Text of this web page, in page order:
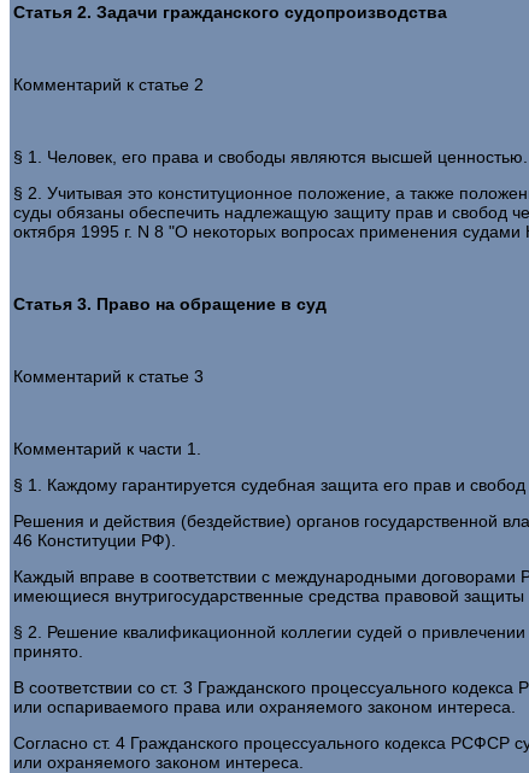
Статья 2. Задачи гражданского судопроизводства
Комментарий к статье 2
§ 1. Человек, его права и свободы являются высшей
§ 2. Учитывая это конституционное положение, а также
суды обязаны обеспечить надлежащую защиту прав и свобод
октября 1995 г. N 8 "О некоторых вопросах применения
Статья 3. Право на обращение в суд
Комментарий к статье 3
Комментарий к части 1.
§ 1. Каждому гарантируется судебная защита его прав и
Решения и действия (бездействие) органов государственной
46 Конституции РФ).
Каждый вправе в соответствии с международными
имеющиеся внутригосударственные средства правовой защиты
§ 2. Решение квалификационной коллегии судей о
принято.
В соответствии со ст. 3 Гражданского процессуального
или оспариваемого права или охраняемого законом интереса.
Согласно ст. 4 Гражданского процессуального кодекса РСФСР
или охраняемого законом интереса.